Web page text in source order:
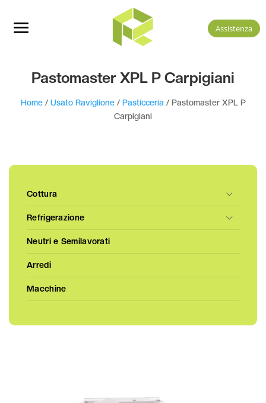
Assistenza
Pastomaster XPL P Carpigiani
Home/ Usato Raviglione/ Pasticceria / Pastomaster XPL P
Carpigiani
Cottura
Refrigerazione
Neutri e Semilavorati
Arredi
Macchine